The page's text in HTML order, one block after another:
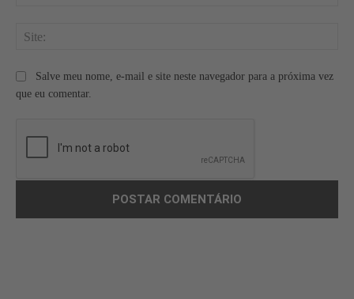
Salve meu nome, e-mail e site neste navegador para a próxima vez
que eu comentar.